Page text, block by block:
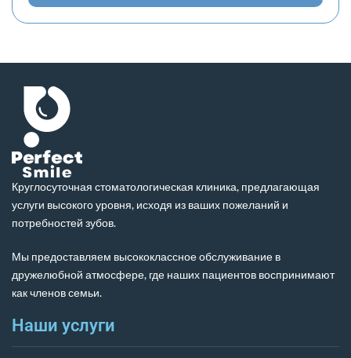
Круглосуточная стоматологическая клиника, предлагающая
услуги высокого уровня, исходя из ваших пожеланий и
потребностей зубов.
Мы предоставляем высококлассное обслуживание в
дружелюбной атмосфере, где наших пациентов воспринимают
как членов семьи.
Наши услуги